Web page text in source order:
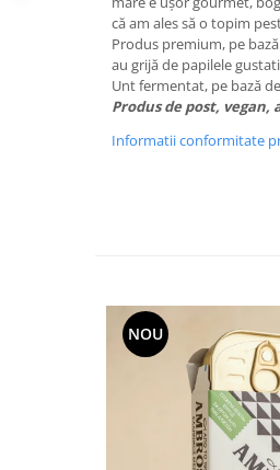
că am ales să o topim
Produs premium, pe
au grijă de papilele
Unt fermentat, pe bază
Produs de post, vegan,
Informatii conformitate
NOU